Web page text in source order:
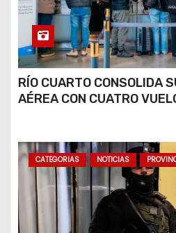
RÍO CUARTO CONSOLIDA
AÉREA CON CUATRO
CATEGORIAS NOTICIAS